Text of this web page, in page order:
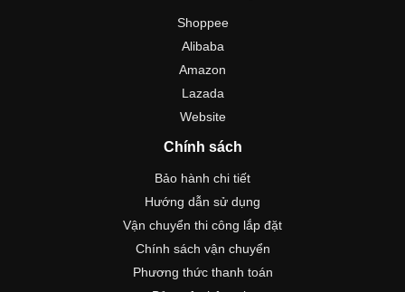
Shoppee
Alibaba
Amazon
Lazada
Website
Chính sách
Bảo hành chi tiết
Hướng dẫn sử dụng
Vận chuyển thi công lắp đặt
Chính sách vận chuyển
Phương thức thanh toán